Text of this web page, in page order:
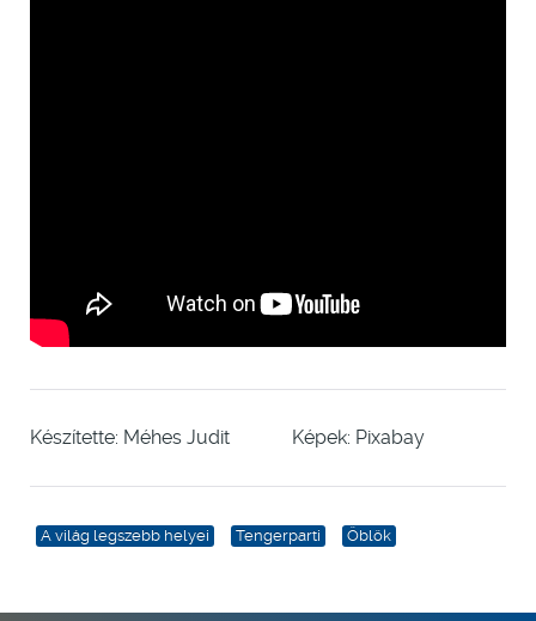
Készítette: Méhes Judit Képek: Pixabay
A világ legszebb helyei Tengerparti Öblök